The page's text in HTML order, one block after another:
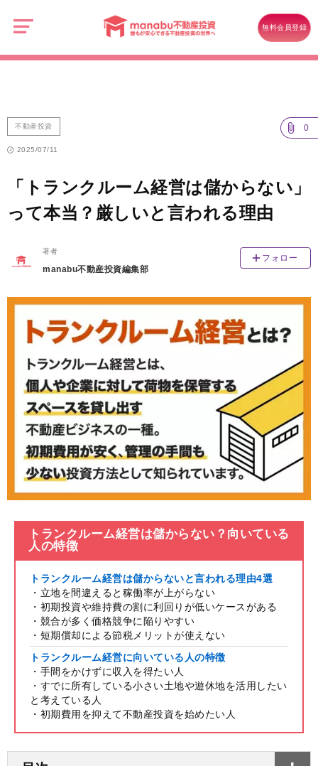
無料会員登録
「トランクルーム経営は儲からない」って本当？厳しいと言われる理由
不動産投資 0
2025/07/11
「トランクルーム経営は儲からない」
って本当？厳しいと言われる理由
著者
manabu不動産投資編集部
フォロー
トランクルーム経営は儲からない？向いている
人の特徴
トランクルーム経営は儲からないと言われる理由4選
・立地を間違えると稼働率が上がらない
・初期投資や維持費の割に利回りが低いケースがある
・競合が多く価格競争に陥りやすい
・短期償却による節税メリットが使えない
トランクルーム経営に向いている人の特徴
・手間をかけずに収入を得たい人
・すでに所有している小さい土地や遊休地を活用したい
と考えている人
・初期費用を抑えて不動産投資を始めたい人